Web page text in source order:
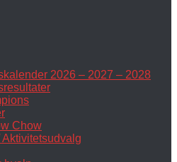
2026 – 2027 – 2028
Chow